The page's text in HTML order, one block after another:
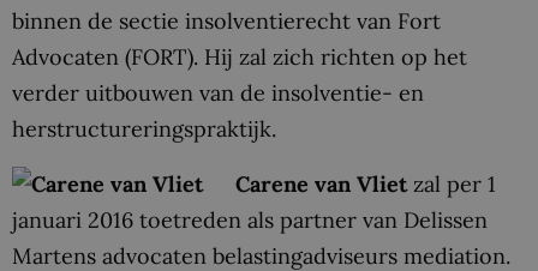
binnen de sectie insolventierecht van Fort
Advocaten (FORT). Hij zal zich richten op het
verder uitbouwen van de insolventie- en
herstructureringspraktijk.
Carene van Vlietzal per 1
januari 2016 toetreden als partner van Delissen
Martens advocaten belastingadviseurs mediation.